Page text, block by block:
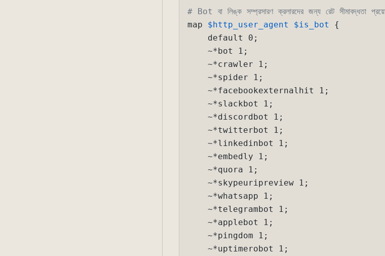
# Bot বা লিঙ্ক সম্প্রসারণ ক্রলারদের জন্য রেট সীমাবদ্ধতা
map $http_user_agent $is_bot
{
    default 0;
    ~*bot 1;
    ~*crawler 1;
    ~*spider 1;
    ~*facebookexternalhit 1;
    ~*slackbot 1;
    ~*discordbot 1;
    ~*twitterbot 1;
    ~*linkedinbot 1;
    ~*embedly 1;
    ~*quora 1;
    ~*skypeuripreview 1;
    ~*whatsapp 1;
    ~*telegrambot 1;
    ~*applebot 1;
    ~*pingdom 1;
    ~*uptimerobot 1;